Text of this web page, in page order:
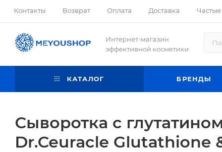
Контакты Возврат Оплата Доставка
Интернет-магазин
эффективной косметики
КАТАЛОГ БРЕНДЫ
Сыворотка с
Dr.Ceuracle Glutathione